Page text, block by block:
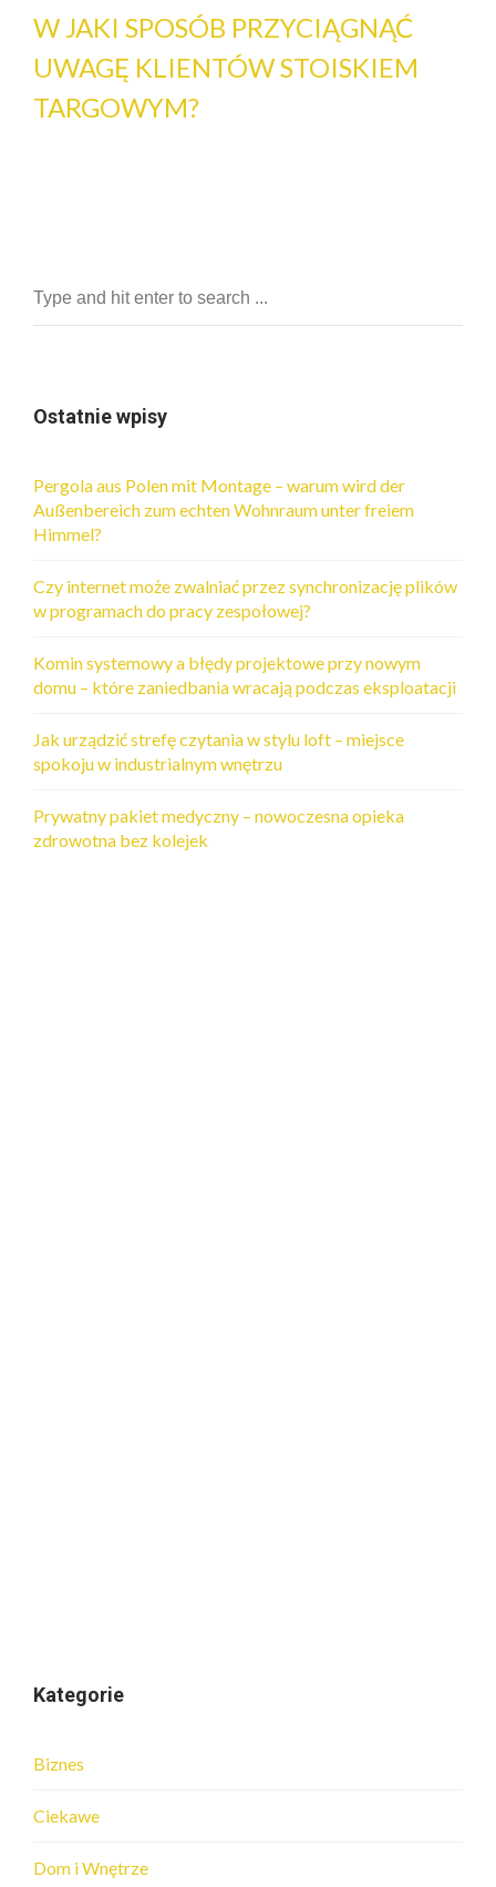
W JAKI SPOSÓB PRZYCIĄGNĄĆ
UWAGĘ KLIENTÓW STOISKIEM
TARGOWYM?
Ostatnie wpisy
Pergola aus Polen mit Montage – warum wird der
Außenbereich zum echten Wohnraum unter freiem
Himmel?
Czy internet może zwalniać przez synchronizację plików
w programach do pracy zespołowej?
Komin systemowy a błędy projektowe przy nowym
domu – które zaniedbania wracają podczas eksploatacji
Jak urządzić strefę czytania w stylu loft – miejsce
spokoju w industrialnym wnętrzu
Prywatny pakiet medyczny – nowoczesna opieka
zdrowotna bez kolejek
Kategorie
Biznes
Ciekawe
Dom i Wnętrze